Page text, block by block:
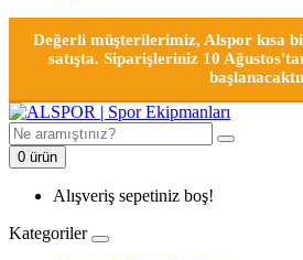
Değerli müşterilerimiz, Alspor kısa
satışta. Siparişleriniz 10
0 ürün
Alışveriş sepetiniz boş!
Kategoriler